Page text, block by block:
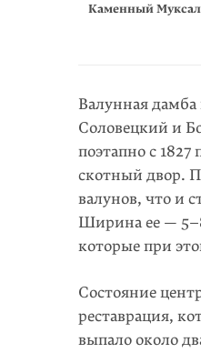
Каменный
Валунная
Соловецкий и
поэтапно с
скотный двор.
валунов, что и
Ширина ее —
которые при
Состояние
реставрация,
выпало около